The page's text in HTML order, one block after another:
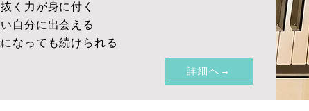
く力が身に付く
自分に出会える
なっても続けられる
詳細へ→